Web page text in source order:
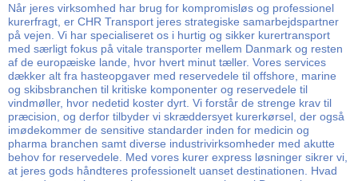
Når jeres virksomhed har brug for kompromisløs og professionel
kurerfragt, er CHR Transport jeres strategiske samarbejdspartner
på vejen. Vi har specialiseret os i hurtig og sikker kurertransport
med særligt fokus på vitale transporter mellem Danmark og resten
af de europæiske lande, hvor hvert minut tæller. Vores services
dækker alt fra hasteopgaver med reservedele til offshore, marine
og skibsbranchen til kritiske komponenter og reservedele til
vindmøller, hvor nedetid koster dyrt. Vi forstår de strenge krav til
præcision, og derfor tilbyder vi skræddersyet kurerkørsel, der også
imødekommer de sensitive standarder inden for medicin og
pharma branchen samt diverse industrivirksomheder med akutte
behov for reservedele. Med vores kurer express løsninger sikrer vi,
at jeres gods håndteres professionelt uanset destinationen. Hvad